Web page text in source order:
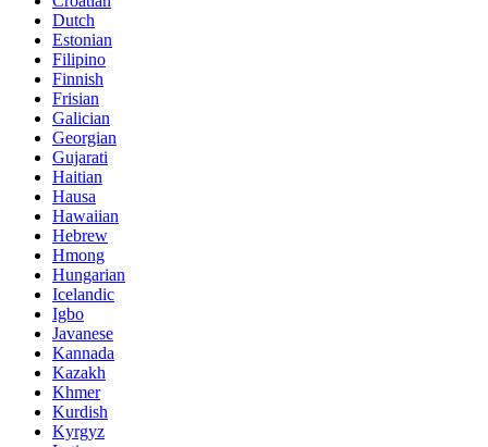
Dutch
Estonian
Filipino
Finnish
Frisian
Galician
Georgian
Gujarati
Haitian
Hausa
Hawaiian
Hebrew
Hmong
Hungarian
Icelandic
Igbo
Javanese
Kannada
Kazakh
Khmer
Kurdish
Kyrgyz